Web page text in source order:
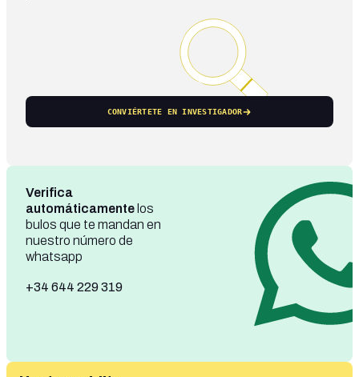
CONVIÉRTETE EN INVESTIGADOR
Verifica
automáticamente los
bulos que te mandan en
nuestro número de
whatsapp
+34 644 229 319